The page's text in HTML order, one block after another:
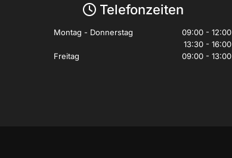
 Telefonzeiten
Montag - Donnerstag
09:00 - 12:00
13:30 - 16:00
Freitag
09:00 - 13:00